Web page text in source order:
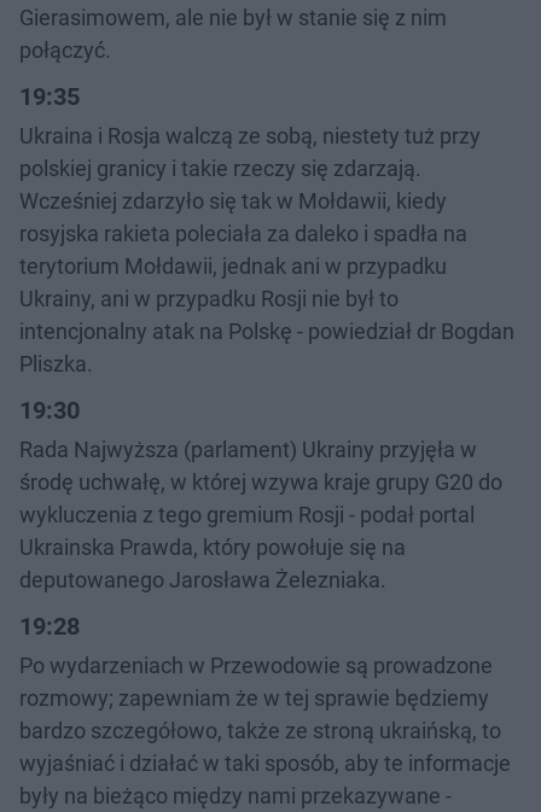
Gierasimowem, ale nie był w stanie się z nim
połączyć.
19:35
Ukraina i Rosja walczą ze sobą, niestety tuż przy
polskiej granicy i takie rzeczy się zdarzają.
Wcześniej zdarzyło się tak w Mołdawii, kiedy
rosyjska rakieta poleciała za daleko i spadła na
terytorium Mołdawii, jednak ani w przypadku
Ukrainy, ani w przypadku Rosji nie był to
intencjonalny atak na Polskę - powiedział dr Bogdan
Pliszka.
19:30
Rada Najwyższa (parlament) Ukrainy przyjęła w
środę uchwałę, w której wzywa kraje grupy G20 do
wykluczenia z tego gremium Rosji - podał portal
Ukrainska Prawda, który powołuje się na
deputowanego Jarosława Żelezniaka.
19:28
Po wydarzeniach w Przewodowie są prowadzone
rozmowy; zapewniam że w tej sprawie będziemy
bardzo szczegółowo, także ze stroną ukraińską, to
wyjaśniać i działać w taki sposób, aby te informacje
były na bieżąco między nami przekazywane -